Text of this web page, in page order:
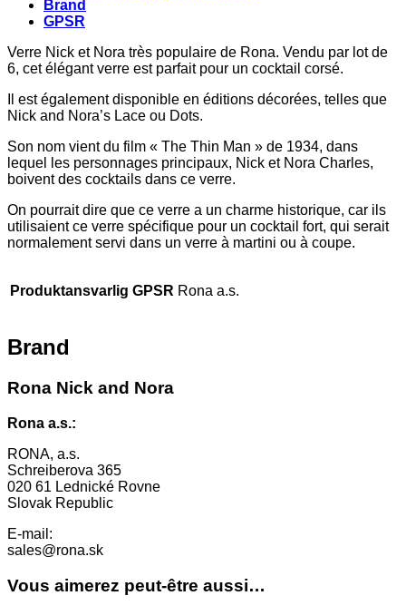
Brand
GPSR
Verre Nick et Nora très populaire de Rona. Vendu par lot de
6, cet élégant verre est parfait pour un cocktail corsé.
Il est également disponible en éditions décorées, telles que
Nick and Nora’s Lace ou Dots.
Son nom vient du film « The Thin Man » de 1934, dans
lequel les personnages principaux, Nick et Nora Charles,
boivent des cocktails dans ce verre.
On pourrait dire que ce verre a un charme historique, car ils
utilisaient ce verre spécifique pour un cocktail fort, qui serait
normalement servi dans un verre à martini ou à coupe.
Produktansvarlig GPSR Rona a.s.
Brand
Rona Nick and Nora
Rona a.s.:
RONA, a.s.
Schreiberova 365
020 61 Lednické Rovne
Slovak Republic
E-mail:
sales@rona.sk
Vous aimerez peut-être aussi…